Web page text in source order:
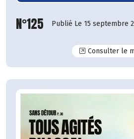
N°125 Publié Le 15 septembre
Consulter le